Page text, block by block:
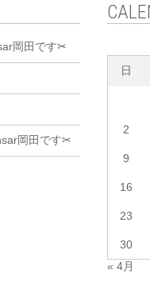
岡田です✂︎
岡田です✂︎
日
2
9
16
23
30
« 4月